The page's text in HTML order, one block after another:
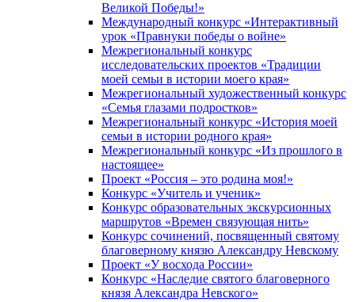
Великой Победы!»
Международный конкурс «Интерактивный
урок «Правнуки победы о войне»
Межрегиональный конкурс
исследовательских проектов «Традиции
моей семьи в истории моего края»
Межрегиональный художественный конкурс
«Семья глазами подростков»
Межрегиональный конкурс «История моей
семьи в истории родного края»
Межрегиональный конкурс «Из прошлого в
настоящее»
Проект «Россия – это родина моя!»
Конкурс «Учитель и ученик»
Конкурс образовательных экскурсионных
маршрутов «Времен связующая нить»
Конкурс сочинений, посвященный святому
благоверному князю Александру Невскому
Проект «У восхода России»
Конкурс «Наследие святого благоверного
князя Александра Невского»